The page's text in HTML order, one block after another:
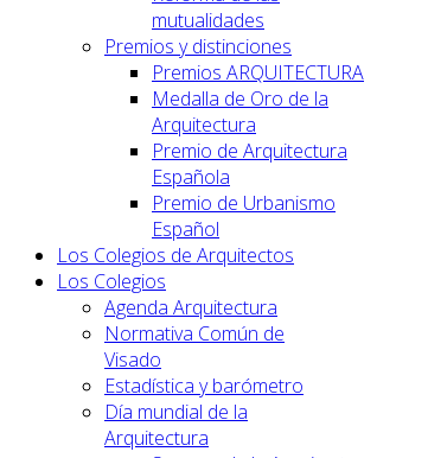
mutualidades
Premios y distinciones
Premios ARQUITECTURA
Medalla de Oro de la
Arquitectura
Premio de Arquitectura
Española
Premio de Urbanismo
Español
Los Colegios de Arquitectos
Los Colegios
Agenda Arquitectura
Normativa Común de
Visado
Estadística y barómetro
Día mundial de la
Arquitectura